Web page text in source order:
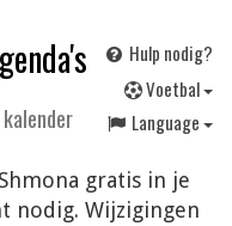
Hulp nodig?
Voetbal
Language
gratis in je
nodig. Wijzigingen